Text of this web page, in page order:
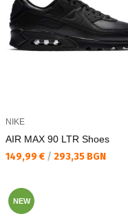
NIKE
AIR MAX 90 LTR Shoes
Текуща цена:
149,99 € / 293,35 BGN
NEW